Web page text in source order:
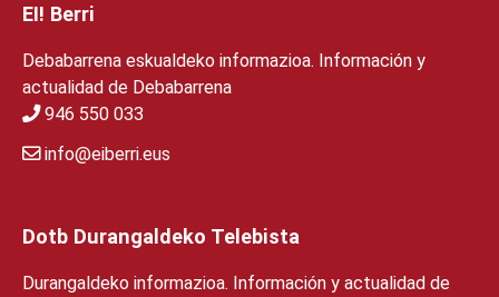
EI! Berri
Debabarrena eskualdeko informazioa. Información y
actualidad de Debabarrena
946 550 033
info@eiberri.eus
Dotb Durangaldeko Telebista
Durangaldeko informazioa. Información y actualidad de